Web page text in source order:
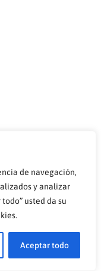
de navegación,
y analizar
usted da su
Aceptar todo